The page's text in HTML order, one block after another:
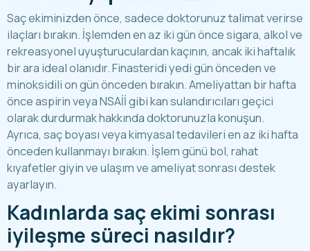
Saç ekiminizden önce, sadece doktorunuz talimat verirse
ilaçları bırakın. İşlemden en az iki gün önce sigara, alkol ve
rekreasyonel uyuşturuculardan kaçının, ancak iki haftalık
bir ara ideal olanıdır. Finasteridi yedi gün önceden ve
minoksidili on gün önceden bırakın. Ameliyattan bir hafta
önce aspirin veya NSAİİ gibi kan sulandırıcıları geçici
olarak durdurmak hakkında doktorunuzla konuşun.
Ayrıca, saç boyası veya kimyasal tedavileri en az iki hafta
önceden kullanmayı bırakın. İşlem günü bol, rahat
kıyafetler giyin ve ulaşım ve ameliyat sonrası destek
ayarlayın.
Kadınlarda saç ekimi sonrası
iyileşme süreci nasıldır?